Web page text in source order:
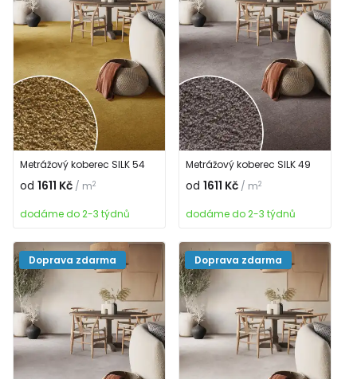
Metrážový koberec SILK 54
od 1611 Kč / m2
dodáme do 2-3 týdnů
Metrážový koberec SILK 49
od 1611 Kč / m2
dodáme do 2-3 týdnů
Doprava zdarma Doprava zdarma